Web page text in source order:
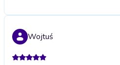
Wojtuś